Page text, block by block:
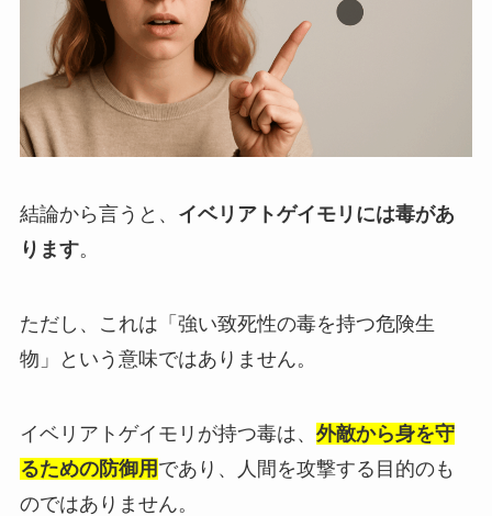
結論から言うと、 イベリアトゲイモリには毒があ
ります。
ただし、これは「強い致死性の毒を持つ危険生
物」という意味ではありません。
イベリアトゲイモリが持つ毒は、 外敵から身を守
るための防御用 であり、人間を攻撃する目的のも
のではありません。